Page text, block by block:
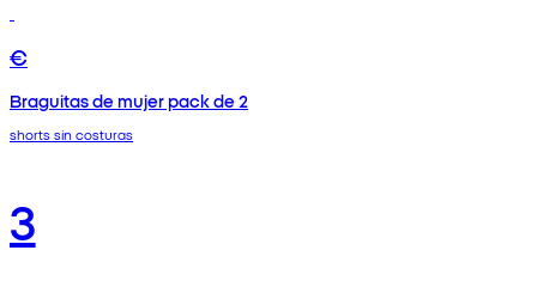
€
Braguitas de mujer pack de 2
shorts sin costuras
3